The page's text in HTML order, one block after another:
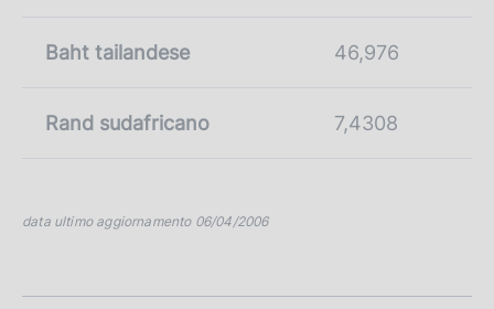
Baht tailandese 46,976
Rand sudafricano 7,4308
data ultimo aggiornamento 06/04/2006